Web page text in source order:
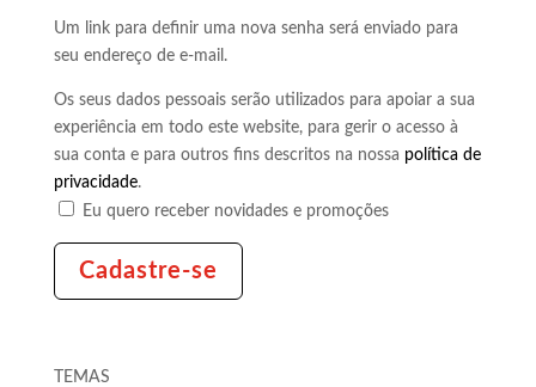
Um link para definir uma nova senha será enviado para
seu endereço de e-mail.
Os seus dados pessoais serão utilizados para apoiar a sua
experiência em todo este website, para gerir o acesso à
sua conta e para outros fins descritos na nossa política de
privacidade.
Eu quero receber novidades e promoções
Cadastre-se
TEMAS